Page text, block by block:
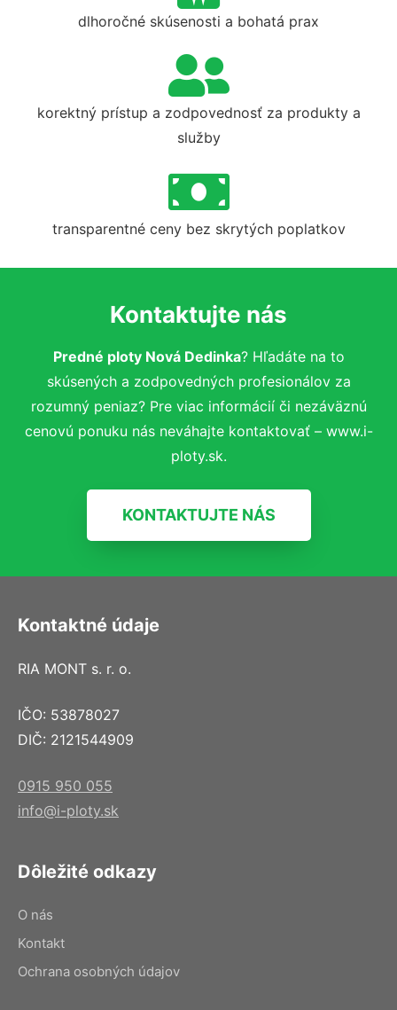
dlhoročné skúsenosti a bohatá prax
korektný prístup a zodpovednosť za produkty a
služby
transparentné ceny bez skrytých poplatkov
Kontaktujte nás
Predné ploty Nová Dedinka? Hľadáte na to
skúsených a zodpovedných profesionálov za
rozumný peniaz? Pre viac informácií či nezáväznú
cenovú ponuku nás neváhajte kontaktovať – www.i-
ploty.sk.
KONTAKTUJTE NÁS
Kontaktné údaje
RIA MONT s. r. o.
IČO: 53878027
DIČ: 2121544909
0915 950 055
info@i-ploty.sk
Dôležité odkazy
O nás
Kontakt
Ochrana osobných údajov